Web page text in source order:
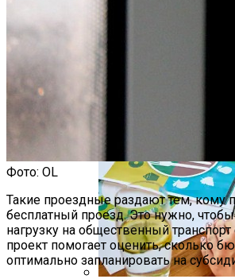
Какие Навыки
Через 10 Лет И Как
Сегодня
Фото: OL
Такие проездные раздают тем, кому
бесплатный проезд. Это нужно,
нагрузку на общественный
проект помогает оценить, сколько
оптимально запланировать на